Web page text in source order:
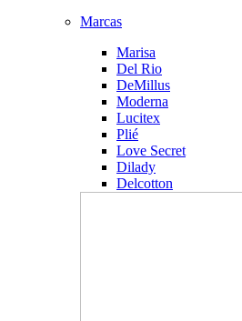
Marcas
Marisa
Del Rio
DeMillus
Moderna
Lucitex
Plié
Love Secret
Dilady
Delcotton